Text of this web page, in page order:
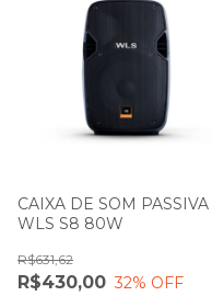
CAIXA DE SOM PASSIVA
WLS S8 80W
R$430,00
R$631,62
32% OFF